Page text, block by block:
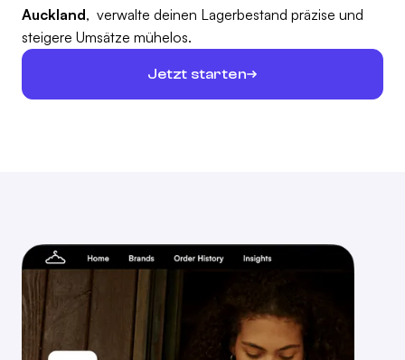
Auckland, verwalte deinen Lagerbestand präzise und
steigere Umsätze mühelos.
Jetzt starten